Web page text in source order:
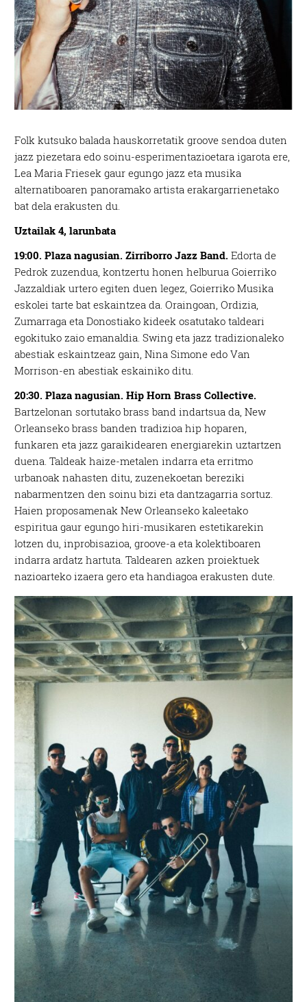
Folk kutsuko balada hauskorretatik groove sendoa duten
jazz piezetara edo soinu-esperimentazioetara igarota ere,
Lea Maria Friesek gaur egungo jazz eta musika
alternatiboaren panoramako artista erakargarrienetako
bat dela erakusten du.
Uztailak 4, larunbata
19:00. Plaza nagusian. Zirriborro Jazz Band.Edorta de
Pedrok zuzendua, kontzertu honen helburua Goierriko
Jazzaldiak urtero egiten duen legez, Goierriko Musika
eskolei tarte bat eskaintzea da. Oraingoan, Ordizia,
Zumarraga eta Donostiako kideekosatutako taldeari
egokituko zaio emanaldia. Swing eta jazz tradizionaleko
abestiak eskaintzeaz gain, Nina Simone edo Van
Morrison-en abestiak eskainiko ditu.
20:30. Plaza nagusian. Hip Horn Brass Collective.
Bartzelonan sortutako brass band indartsua da, New
Orleanseko brass banden tradizioa hip hoparen,
funkaren eta jazz garaikidearen energiarekin uztartzen
duena. Taldeak haize-metalen indarra eta erritmo
urbanoak nahasten ditu, zuzenekoetan bereziki
nabarmentzen den soinu bizi eta dantzagarria sortuz.
Haien proposamenak New Orleanseko kaleetako
espiritua gaur egungo hiri-musikaren estetikarekin
lotzen du, inprobisazioa, groove-a eta kolektiboaren
indarra ardatz hartuta. Taldearen azken proiektuek
nazioarteko izaera gero eta handiagoa erakusten dute.